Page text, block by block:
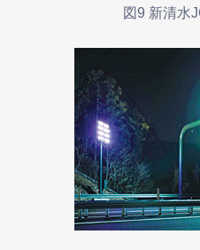
図9 新清水